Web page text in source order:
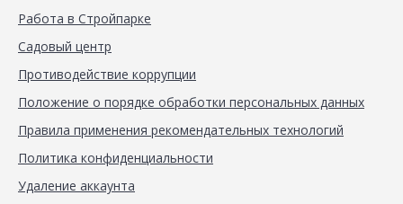
Работа в Стройпарке
Садовый центр
Противодействие коррупции
Положение о порядке обработки персональных данных
Правила применения рекомендательных технологий
Политика конфиденциальности
Удаление аккаунта